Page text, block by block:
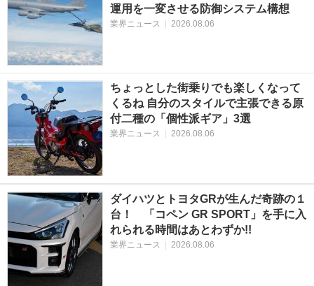
運用を一変させる防御システム構想
業界ニュース | 2026.08.06
ちょっとした街乗りでも楽しくなって
くるね 自分のスタイルで主張できる原
付二種の「個性派ギア」3選
業界ニュース 2026.08.06
ダイハツとトヨタGRが生んだ奇跡の１
台！ 「コペン GR SPORT」を手に入
れられる時間はあとわずか!!
業界ニュース 2026.08.06